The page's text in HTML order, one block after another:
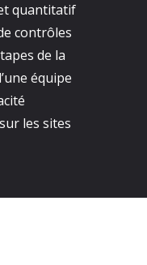
quantitatif
contrôles
de la
équipe
les sites